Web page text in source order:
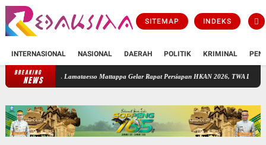
SITEMAP INDEKS
INTERNASIONAL NASIONAL DAERAH POLITIK KRIMINAL
BREAKING
NEWS
Lamataesso Mattappa Gelar Rapat Persiapan HKAN 2026, TWA Lejja Jadi Tuan Rumah